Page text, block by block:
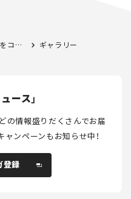
りにみる【第1回】 ギャラリー
ース」
の情報盛りだくさんでお届
ンペーンもお知らせ中！
登録